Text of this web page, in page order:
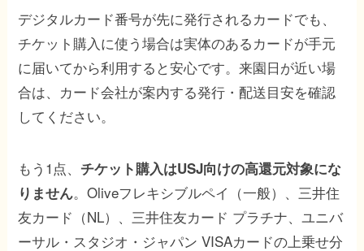
デジタルカード番号が先に発行されるカードでも、
チケット購入に使う場合は実体のあるカードが手元
に届いてから利用すると安心です。来園日が近い場
合は、カード会社が案内する発行・配送目安を確認
してください。
もう1点、チケット購入はUSJ向けの高還元対象にな
りません。Oliveフレキシブルペイ（一般）、三井住
友カード（NL）、三井住友カード プラチナ、ユニバ
ーサル・スタジオ・ジャパン VISAカードの上乗せ分